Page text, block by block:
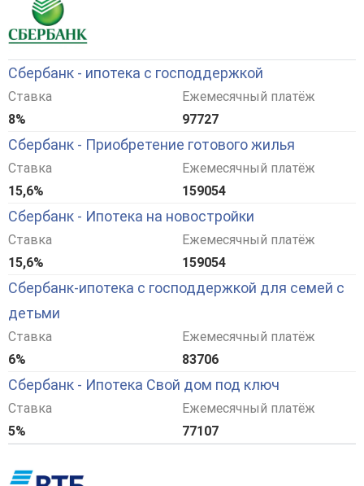
Сбербанк - ипотека с господдержкой
Ставка
8%
Ежемесячный платёж
97727
Сбербанк - Приобретение готового жилья
Ставка
15,6%
Ежемесячный платёж
159054
Сбербанк - Ипотека на новостройки
Ставка
15,6%
Ежемесячный платёж
159054
Сбербанк-ипотека с господдержкой для семей с
детьми
Ставка
6%
Ежемесячный платёж
83706
Сбербанк - Ипотека Свой дом под ключ
Ставка
5%
Ежемесячный платёж
77107